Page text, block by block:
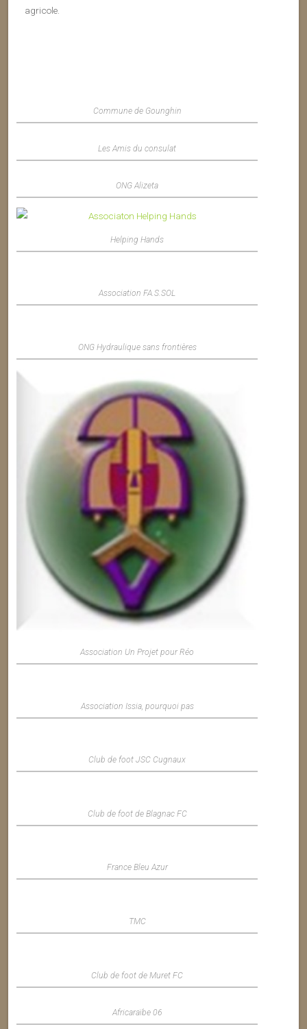
agricole.
Commune de Gounghin
Les Amis du consulat
ONG Alizeta
Helping Hands
Association FA.S.SOL
ONG Hydraulique sans frontières
Association Un Projet pour Réo
Association Issia, pourquoi pas
Club de foot JSC Cugnaux
Club de foot de Blagnac FC
France Bleu Azur
TMC
Club de foot de Muret FC
Africaraïbe 06